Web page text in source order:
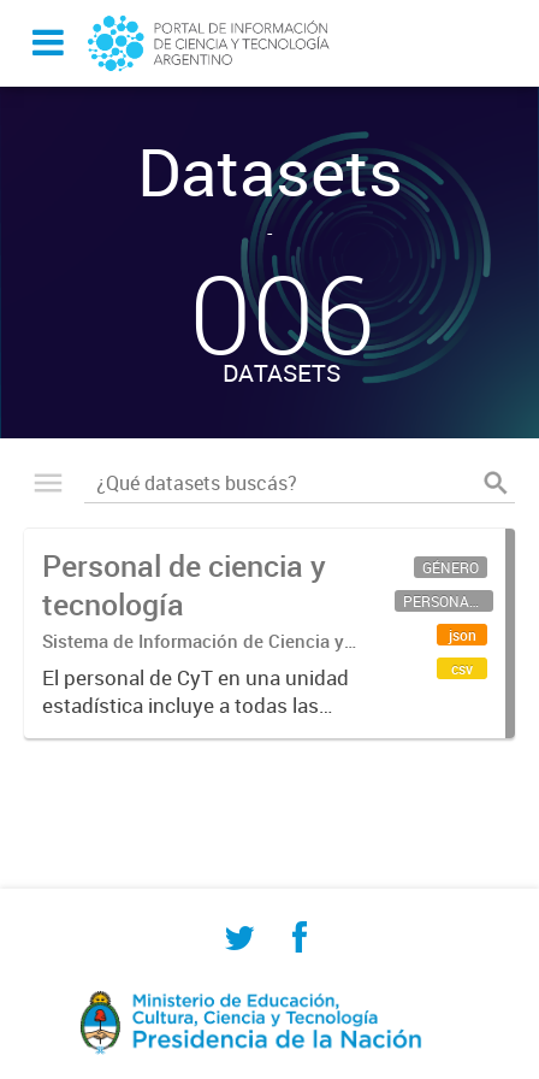
Datasets
-
006
DATASETS
Personal de ciencia y
tecnología
Sistema de Información de Ciencia y
Tecnología Argentino (SICYTAR)
El personal de CyT en una unidad
estadística incluye a todas las
personas involucradas
GÉNERO
PERSONAL CIENTÍFICO-TECNOLÓGICO
json
csv